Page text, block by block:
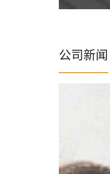
公司新闻